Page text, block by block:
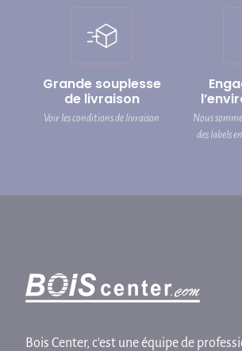
Grande souplesse
de livraison
Voir les conditions de livraison
Nous
des labels
Bois Center, c'est une équipe de